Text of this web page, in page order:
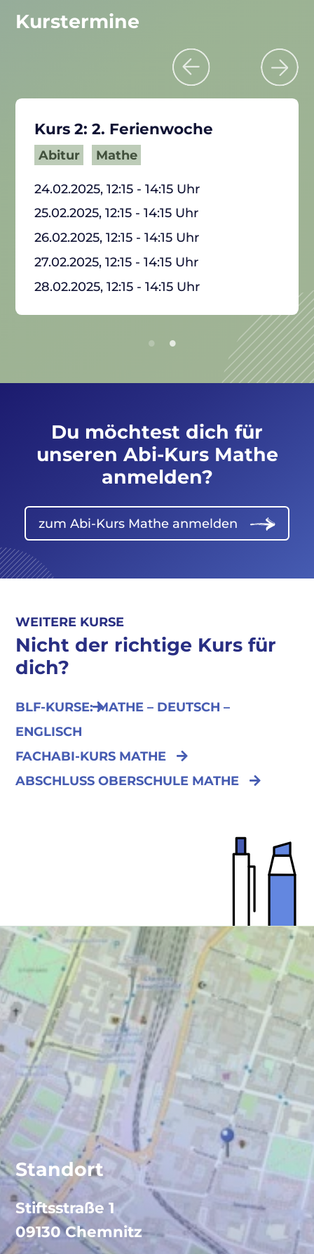
Kurstermine
Kurs 2: 2. Ferienwoche
Abitur Mathe
24.02.2025, 12:15 - 14:15 Uhr
25.02.2025, 12:15 - 14:15 Uhr
26.02.2025, 12:15 - 14:15 Uhr
27.02.2025, 12:15 - 14:15 Uhr
28.02.2025, 12:15 - 14:15 Uhr
Du möchtest dich für
unseren Abi-Kurs Mathe
anmelden?
zum Abi-Kurs Mathe anmelden
WEITERE KURSE
Nicht der richtige Kurs für
dich?
BLF-KURSE: MATHE – DEUTSCH –
ENGLISCH
FACHABI-KURS MATHE
ABSCHLUSS OBERSCHULE MATHE
Standort
Stiftsstraße 1
09130 Chemnitz